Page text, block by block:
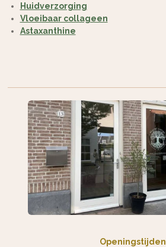
Huidverzorging
Vloeibaar collageen
Astaxanthine
Openingstijden